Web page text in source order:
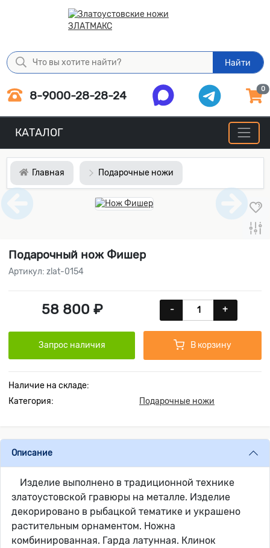
Найти
8-9000-28-28-24 0
КАТАЛОГ
Главная Подарочные ножи
Подарочный нож Фишер
Артикул: zlat-0154
58 800 ₽ - +
Запрос наличия В корзину
Наличие на складе:
Категория:
Подарочные ножи
Описание
Изделие выполнено в традиционной технике
златоустовской гравюры на металле. Изделие
декорировано в рыбацкой тематике и украшено
растительным орнаментом. Ножна
комбинированная. Гарда латунная. Клинок